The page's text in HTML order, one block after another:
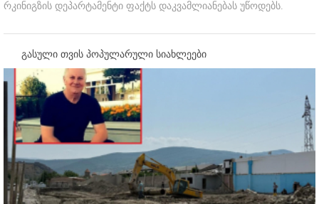
რკინიგზის დეპარტამენტი ფაქტს დაკვამლიანებას უწოდებს.
გასული თვის პოპულარული სიახლეები